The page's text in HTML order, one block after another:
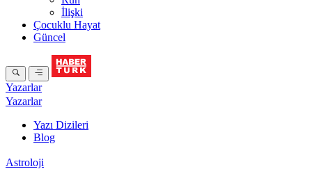
İlişki
Çocuklu Hayat
Güncel
Yazarlar
Yazarlar
Yazı Dizileri
Blog
Astroloji